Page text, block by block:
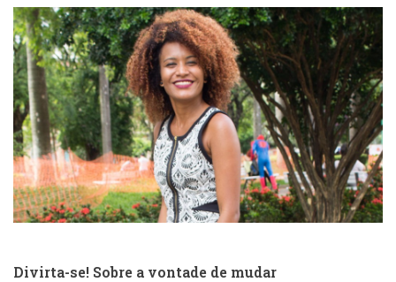
Divirta-se! Sobre a vontade de mudar